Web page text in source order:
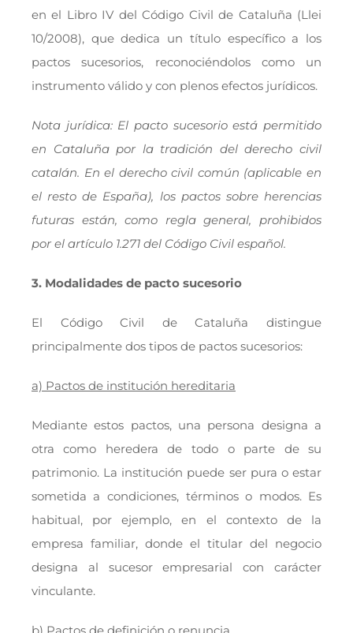
en el Libro IV del Código Civil de Cataluña (Llei
10/2008), que dedica un título específico a los
pactos sucesorios, reconociéndolos como un
instrumento válido y con plenos efectos jurídicos.
Nota jurídica: El pacto sucesorio está permitido
en Cataluña por la tradición del derecho civil
catalán. En el derecho civil común (aplicable en
el resto de España), los pactos sobre herencias
futuras están, como regla general, prohibidos
por el artículo 1.271 del Código Civil español.
3. Modalidades de pacto sucesorio
El Código Civil de Cataluña distingue
principalmente dos tipos de pactos sucesorios:
a) Pactos de institución hereditaria
Mediante estos pactos, una persona designa a
otra como heredera de todo o parte de su
patrimonio. La institución puede ser pura o estar
sometida a condiciones, términos o modos. Es
habitual, por ejemplo, en el contexto de la
empresa familiar, donde el titular del negocio
designa al sucesor empresarial con carácter
vinculante.